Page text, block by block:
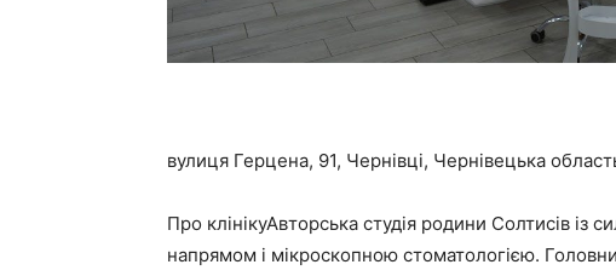
вулиця Герцена, 91, Чернівці, Чернівецька
Про клінікуАвторська студія родини Солтисів із
напрямом і мікроскопною стоматологією.